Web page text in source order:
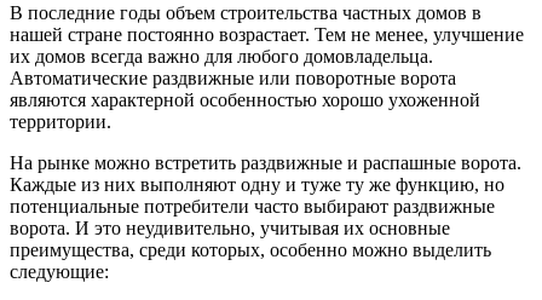
В последние годы объем строительства частных домов в
нашей стране постоянно возрастает. Тем не менее, улучшение
их домов всегда важно для любого домовладельца.
Автоматические раздвижные или поворотные ворота
являются характерной особенностью хорошо ухоженной
территории.
На рынке можно встретить раздвижные и распашные ворота.
Каждые из них выполняют одну и туже ту же функцию, но
потенциальные потребители часто выбирают раздвижные
ворота. И это неудивительно, учитывая их основные
преимущества, среди которых, особенно можно выделить
следующие: